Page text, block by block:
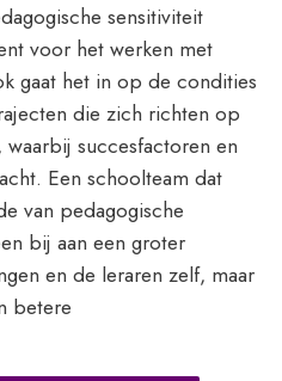
sensitiviteit
voor het werken met
gaat het in op de condities
die zich richten op
succesfactoren en
Een schoolteam dat
van pedagogische
bij aan een groter
en de leraren zelf, maar
betere